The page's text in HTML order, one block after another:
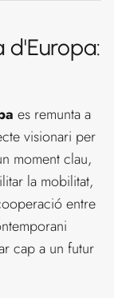
d'Europa:
es remunta a
visionari per
moment clau,
la mobilitat,
entre
cap a un futur